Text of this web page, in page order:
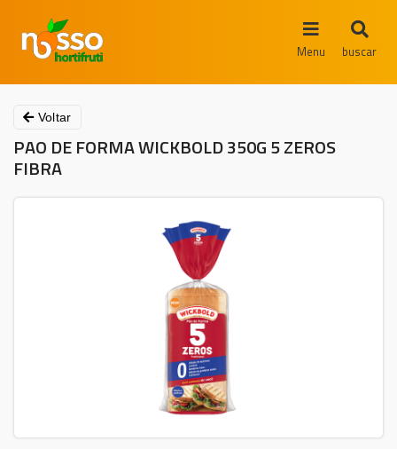
Menu buscar
Voltar
PAO DE FORMA WICKBOLD 350G 5 ZEROS
FIBRA